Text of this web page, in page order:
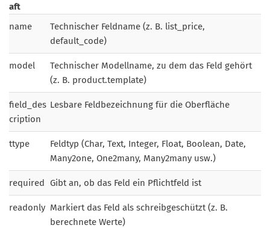
aft
name
Technischer Feldname (z. B. list_price,
default_code)
model
Technischer Modellname, zu dem das Feld gehört
(z. B. product.template)
field_des
cription
Lesbare Feldbezeichnung für die Oberfläche
ttype
Feldtyp (Char, Text, Integer, Float, Boolean, Date,
Many2one, One2many, Many2many usw.)
required Gibt an, ob das Feld ein Pflichtfeld ist
readonly Markiert das Feld als schreibgeschützt (z. B.
berechnete Werte)